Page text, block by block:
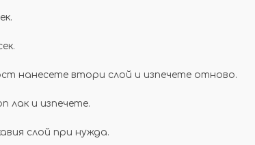
нанесете втори слой и изпечете отново.
лак и изпечете.
слой при нужда.